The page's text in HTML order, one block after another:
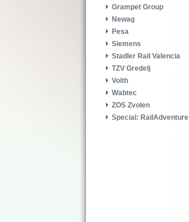
Grampet Group
Newag
Pesa
Siemens
Stadler Rail Valencia
TZV Gredelj
Voith
Wabtec
ZOS Zvolen
Special: RailAdventure